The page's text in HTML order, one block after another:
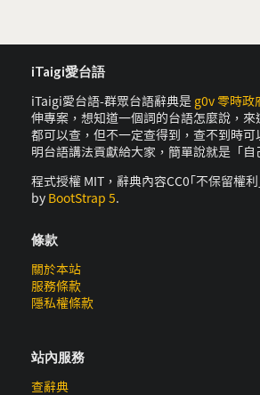
iTaigi愛台語
iTaigi愛台語-群眾台語辭典是 g0v 零時政
伸專案，想知道一個詞的台語怎麼說，
都可以查，但不一定查得到，查不到時
明台語講法貢獻給大家，簡單說就是「自
程式授權 MIT，辭典內容CC0｢不保留權
by BootStrap 5.
條款
關於本站
服務條款
隱私權條款
站內服務
查辭典